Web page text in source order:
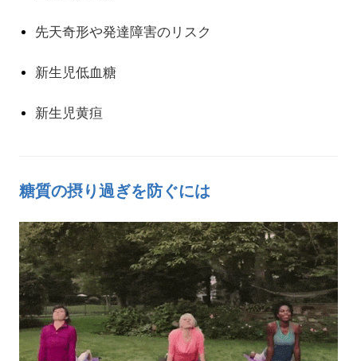
先天奇形や発達障害のリスク
新生児低血糖
新生児黄疸
糖質の摂り過ぎを防ぐには